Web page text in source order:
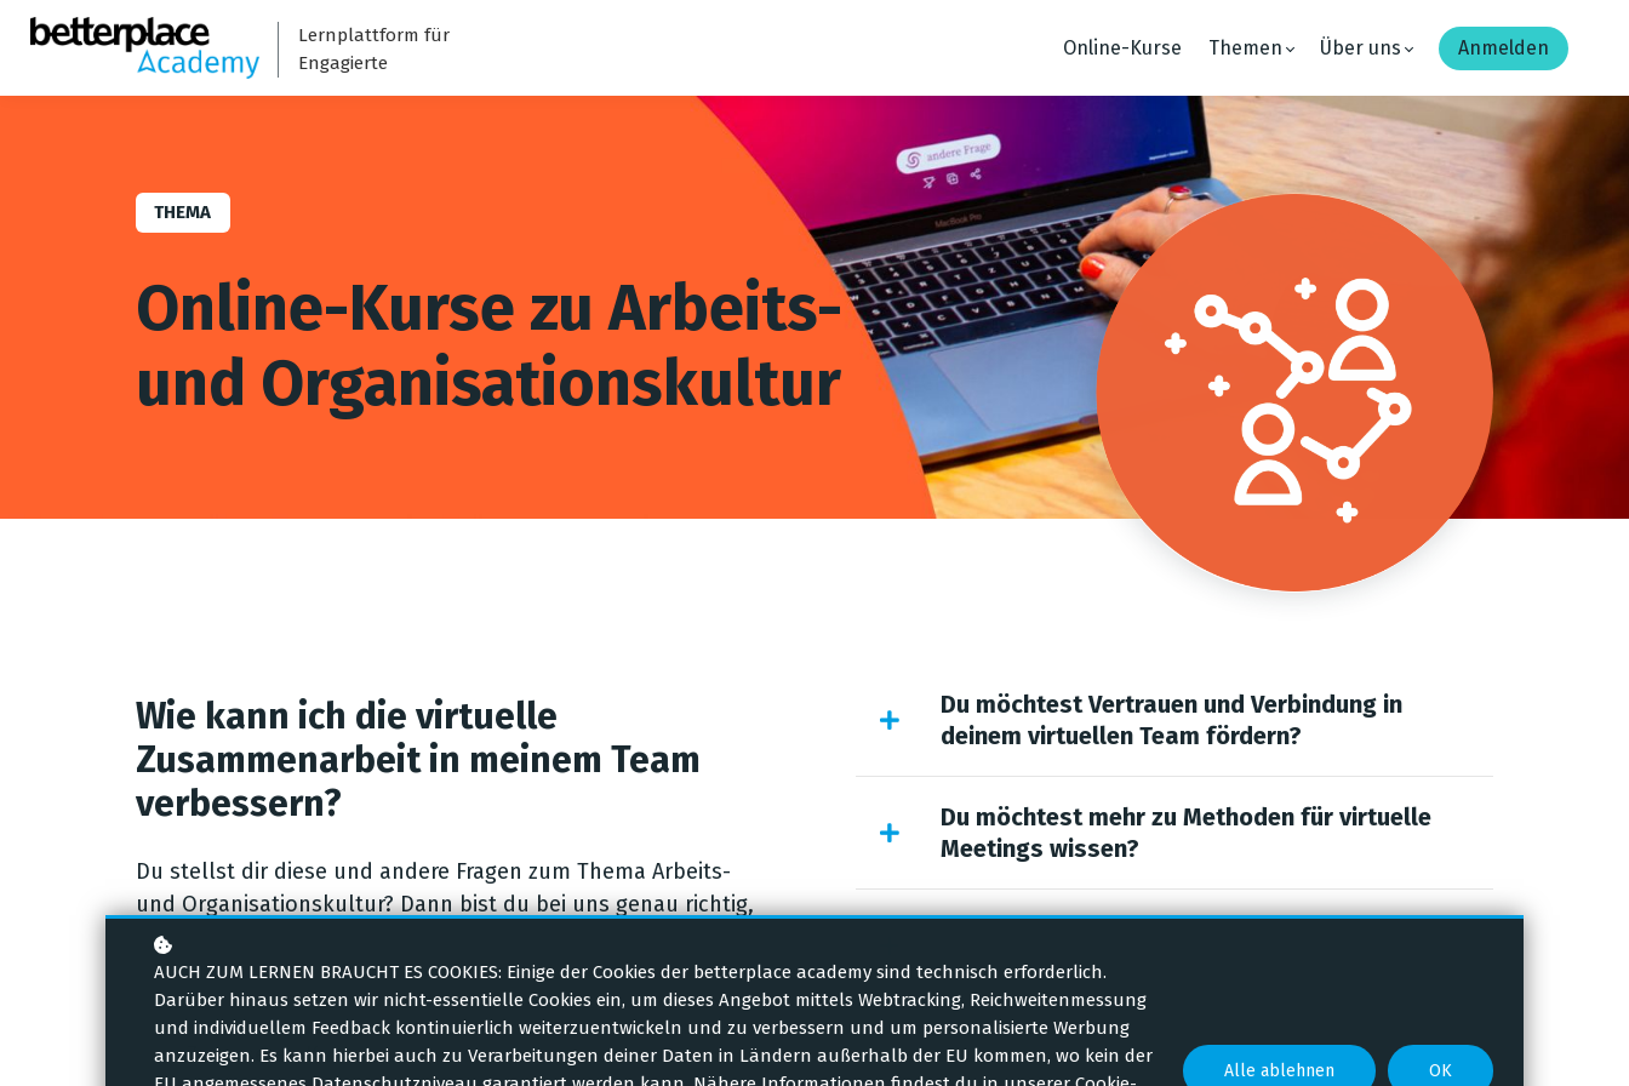
Lernplattform für
Engagierte
Online-Kurse Themen Über uns Anmelden
THEMA
Online-Kurse zu Arbeits-
und Organisationskultur
Wie kann ich die virtuelle
Zusammenarbeit in meinem Team
verbessern?
Du stellst dir diese und andere Fragen zum Thema Arbeits-
und Organisationskultur? Dann bist du bei uns genau richtig,
denn wir haben ein paar gute Tipps für dich. Entdecke unsere
Kurse und melde dich kostenfrei an!
Zu unseren Kursen
Du möchtest Vertrauen und Verbindung in
deinem virtuellen Team fördern?
Du möchtest mehr zu Methoden für virtuelle
Meetings wissen?
organisieren?
AUCH ZUM LERNEN BRAUCHT ES COOKIES: Einige der Cookies der betterplace academy sind technisch erforderlich.
Darüber hinaus setzen wir nicht-essentielle Cookies ein, um dieses Angebot mittels Webtracking, Reichweitenmessung
und individuellem Feedback kontinuierlich weiterzuentwickeln und zu verbessern und um personalisierte Werbung
anzuzeigen. Es kann hierbei auch zu Verarbeitungen deiner Daten in Ländern außerhalb der EU kommen, wo kein der
Alle ablehnen OK